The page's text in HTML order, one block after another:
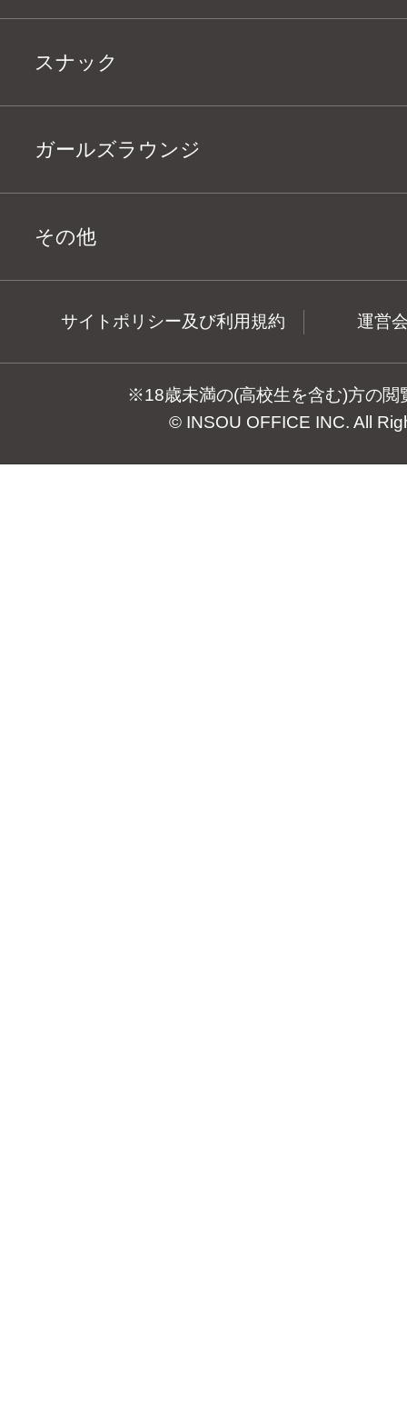
スナック
ガールズラウンジ
その他
サイトポリシー及び利用規約 運営
※18歳未満の(高校生を含む)方の閲
© INSOU OFFICE INC. All